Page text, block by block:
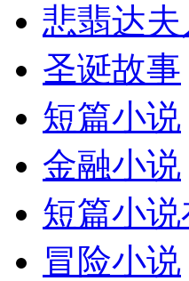
悲翡达夫
圣诞故事
短篇小说
金融小说
短篇小
冒险小说